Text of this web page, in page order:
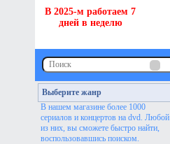
В 2025-м работаем 7
дней в неделю
Выберите жанр
В нашем магазине более 1000
сериалов и концертов на dvd. Любой
из них, вы сможете быстро найти,
воспользовавшись поиском.